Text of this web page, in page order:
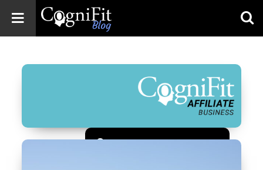
Blog: Brain
Wellness
Зарегистрироваться